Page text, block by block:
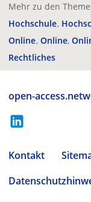
Mehr zu den
Hochschule
Online Online
Rechtliches
open-
Kontakt